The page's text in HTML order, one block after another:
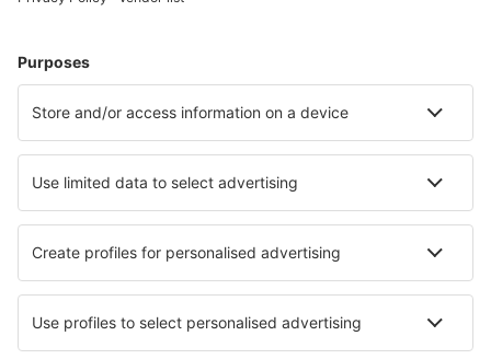
Zbor+Hotel
Află mai multe
Companii aeriene
Wizz Air